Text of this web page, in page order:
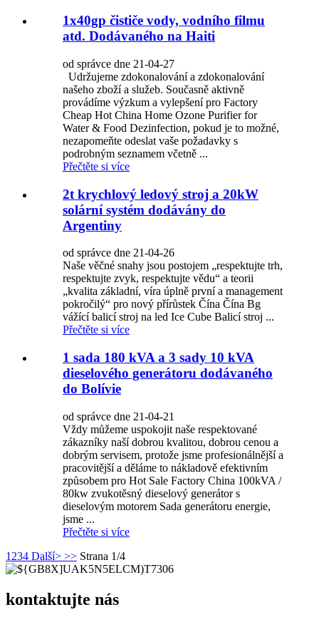
1x40gp čističe vody, vodního filmu
atd. Dodávaného na Haiti
od správce dne 21-04-27
Udržujeme zdokonalování a zdokonalování
našeho zboží a služeb. Současně aktivně
provádíme výzkum a vylepšení pro Factory
Cheap Hot China Home Ozone Purifier for
Water & Food Dezinfection, pokud je to možné,
nezapomeňte odeslat vaše požadavky s
podrobným seznamem včetně ...
Přečtěte si více
2t krychlový ledový stroj a 20kW
solární systém dodávány do
Argentiny
od správce dne 21-04-26
Naše věčné snahy jsou postojem „respektujte trh,
respektujte zvyk, respektujte vědu“ a teorii
„kvalita základní, víra úplně první a management
pokročilý“ pro nový přírůstek Čína Čína Bg
vážící balicí stroj na led Ice Cube Balicí stroj ...
Přečtěte si více
1 sada 180 kVA a 3 sady 10 kVA
dieselového generátoru dodávaného
do Bolívie
od správce dne 21-04-21
Vždy můžeme uspokojit naše respektované
zákazníky naší dobrou kvalitou, dobrou cenou a
dobrým servisem, protože jsme profesionálnější a
pracovitější a děláme to nákladově efektivním
způsobem pro Hot Sale Factory China 100kVA /
80kw zvukotěsný dieselový generátor s
dieselovým motorem Sada generátoru energie,
jsme ...
Přečtěte si více
1 234 Další> >> Strana 1/4
kontaktujte nás